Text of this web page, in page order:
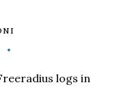
logs in